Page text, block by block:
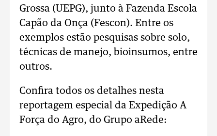
Grossa (UEPG), junto à Fazenda Escola
Capão da Onça (Fescon). Entre os
exemplos estão pesquisas sobre solo,
técnicas de manejo, bioinsumos, entre
outros.
Confira todos os detalhes nesta
reportagem especial da Expedição A
Força do Agro, do Grupo aRede: